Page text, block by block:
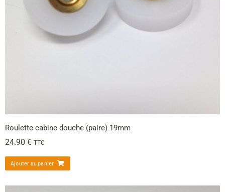
Roulette cabine douche (paire) 19mm
24.90 € TTC
Ajouter au panier